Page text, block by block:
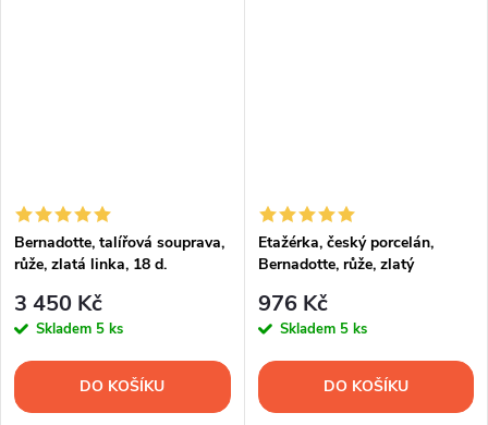
Bernadotte, talířová souprava,
růže, zlatá linka, 18 d.
3 450 Kč
Skladem 5 ks
DO KOŠÍKU
Etažérka, český porcelán,
Bernadotte, růže, zlatý
976 Kč
Skladem 5 ks
DO KOŠÍKU